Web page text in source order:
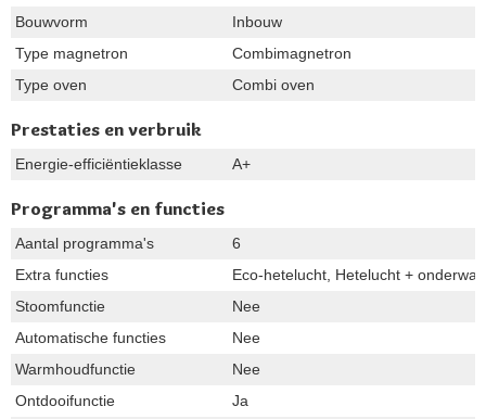
Bouwvorm
Inbouw
Type magnetron
Combimagnetron
Type oven
Combi oven
Prestaties en verbruik
Energie-efficiëntieklasse A+
Programma's en functies
Aantal programma's
6
Extra functies
Eco-hetelucht, Hetelucht +
Stoomfunctie
Nee
Automatische functies
Nee
Warmhoudfunctie
Nee
Ontdooifunctie
Ja